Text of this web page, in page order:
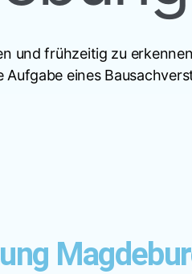
und frühzeitig zu
Aufgabe eines